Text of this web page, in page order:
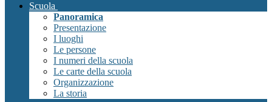
Scuola
Panoramica
Presentazione
I luoghi
Le persone
I numeri della scuola
Le carte della scuola
Organizzazione
La storia